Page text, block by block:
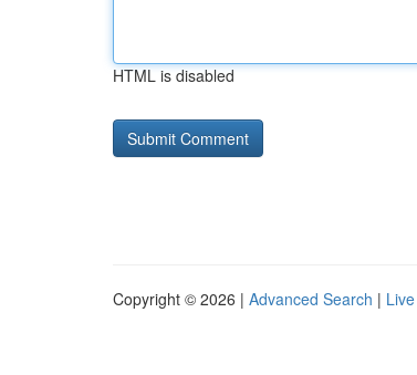
HTML is disabled
Copyright © 2026 | Advanced Search | Live